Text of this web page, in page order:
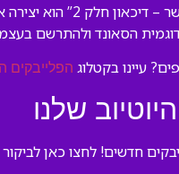
השיר “מחרוזת
הסאונד ולהתרשם
עיינו בקטלוג הפלייבקים
שלנו
חדשים! לחצו כאן